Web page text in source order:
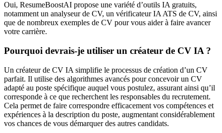
Oui, ResumeBoostAI propose une variété d’outils IA gratuits,
notamment un analyseur de CV, un vérificateur IA ATS de CV, ainsi
que de nombreux exemples de CV pour vous aider à faire avancer
votre carrière.
Pourquoi devrais-je utiliser un créateur de CV IA ?
Un créateur de CV IA simplifie le processus de création d’un CV
parfait. Il utilise des algorithmes avancés pour concevoir un CV
adapté au poste spécifique auquel vous postulez, assurant ainsi qu’il
corresponde à ce que recherchent les responsables du recrutement.
Cela permet de faire correspondre efficacement vos compétences et
expériences à la description du poste, augmentant considérablement
vos chances de vous démarquer des autres candidats.